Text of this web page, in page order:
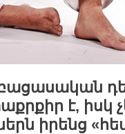
է, իսկ
իրենց «